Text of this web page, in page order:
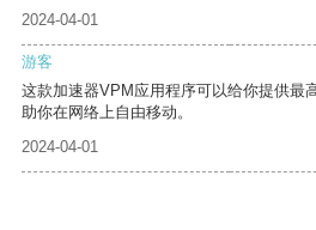
2024-04-01
游客
这款加速器VPM应用程序可以给你提供最
助你在网络上自由移动。
2024-04-01